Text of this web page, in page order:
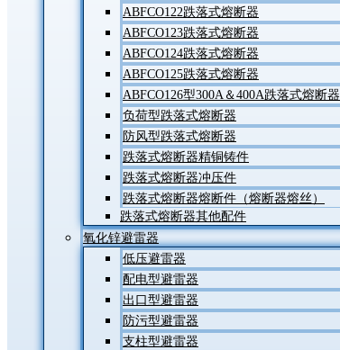
ABFCO122跌落式熔断器
ABFCO123跌落式熔断器
ABFCO124跌落式熔断器
ABFCO125跌落式熔断器
ABFCO126型300A＆400A跌落式熔断器
负荷型跌落式熔断器
防风型跌落式熔断器
跌落式熔断器精铜铸件
跌落式熔断器冲压件
跌落式熔断器熔断件（熔断器熔丝）
跌落式熔断器其他配件
氧化锌避雷器
低压避雷器
配电型避雷器
出口型避雷器
防污型避雷器
支柱型避雷器